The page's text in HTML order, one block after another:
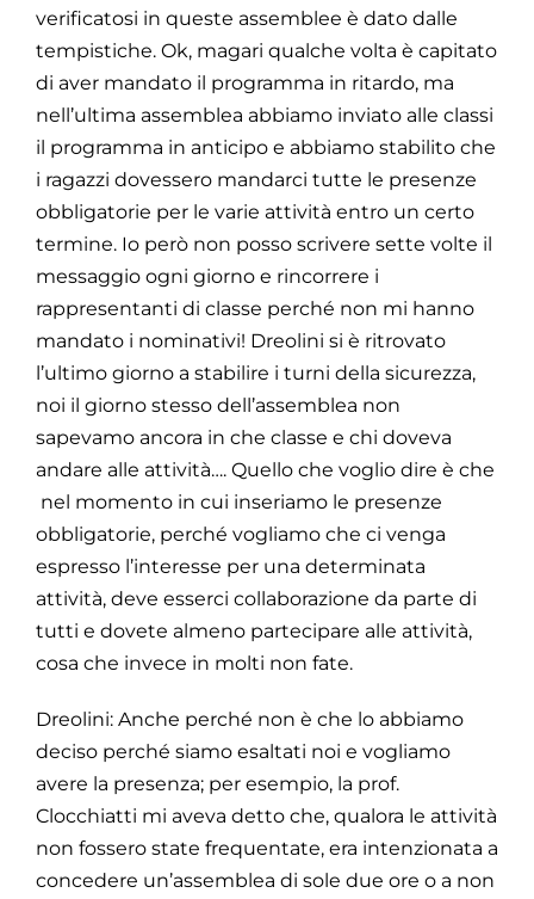
verificatosi in queste assemblee è dato dalle
tempistiche. Ok, magari qualche volta è capitato
di aver mandato il programma in ritardo, ma
nell’ultima assemblea abbiamo inviato alle classi
il programma in anticipo e abbiamo stabilito che
i ragazzi dovessero mandarci tutte le presenze
obbligatorie per le varie attività entro un certo
termine. Io però non posso scrivere sette volte il
messaggio ogni giorno e rincorrere i
rappresentanti di classe perché non mi hanno
mandato i nominativi! Dreolini si è ritrovato
l’ultimo giorno a stabilire i turni della sicurezza,
noi il giorno stesso dell’assemblea non
sapevamo ancora in che classe e chi doveva
andare alle attività…. Quello che voglio dire è che
nel momento in cui inseriamo le presenze
obbligatorie, perché vogliamo che ci venga
espresso l’interesse per una determinata
attività, deve esserci collaborazione da parte di
tutti e dovete almeno partecipare alle attività,
cosa che invece in molti non fate.
Dreolini: Anche perché non è che lo abbiamo
deciso perché siamo esaltati noi e vogliamo
avere la presenza; per esempio, la prof.
Clocchiatti mi aveva detto che, qualora le attività
non fossero state frequentate, era intenzionata a
concedere un’assemblea di sole due ore o a non